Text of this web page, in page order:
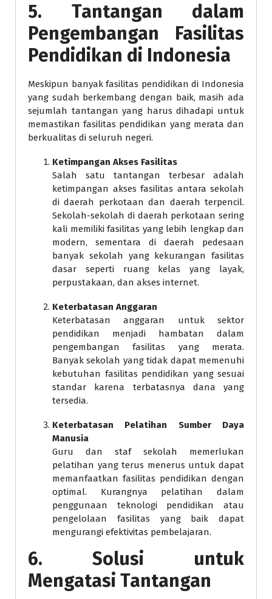
5. Tantangan dalam
Pengembangan Fasilitas
Pendidikan di Indonesia
Meskipun banyak fasilitas pendidikan di Indonesia
yang sudah berkembang dengan baik, masih ada
sejumlah tantangan yang harus dihadapi untuk
memastikan fasilitas pendidikan yang merata dan
berkualitas di seluruh negeri.
Ketimpangan Akses Fasilitas
Salah satu tantangan terbesar adalah
ketimpangan akses fasilitas antara sekolah
di daerah perkotaan dan daerah terpencil.
Sekolah-sekolah di daerah perkotaan sering
kali memiliki fasilitas yang lebih lengkap dan
modern, sementara di daerah pedesaan
banyak sekolah yang kekurangan fasilitas
dasar seperti ruang kelas yang layak,
perpustakaan, dan akses internet.
Keterbatasan Anggaran
Keterbatasan anggaran untuk sektor
pendidikan menjadi hambatan dalam
pengembangan fasilitas yang merata.
Banyak sekolah yang tidak dapat memenuhi
kebutuhan fasilitas pendidikan yang sesuai
standar karena terbatasnya dana yang
tersedia.
Keterbatasan Pelatihan Sumber Daya
Manusia
Guru dan staf sekolah memerlukan
pelatihan yang terus menerus untuk dapat
memanfaatkan fasilitas pendidikan dengan
optimal. Kurangnya pelatihan dalam
penggunaan teknologi pendidikan atau
pengelolaan fasilitas yang baik dapat
mengurangi efektivitas pembelajaran.
6. Solusi untuk
Mengatasi Tantangan